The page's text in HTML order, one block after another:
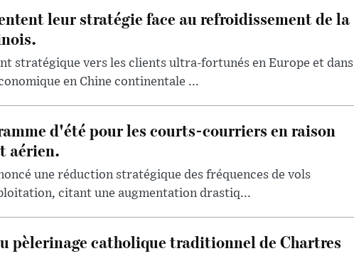
leur stratégie face au refroidissement de la
stratégique vers les clients ultra-fortunés en Europe et dans
en Chine continentale ...
d'été pour les courts-courriers en raison
aérien.
une réduction stratégique des fréquences de vols
citant une augmentation drastiq...
pèlerinage catholique traditionnel de Chartres